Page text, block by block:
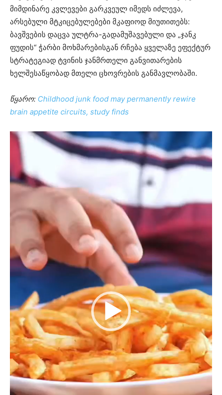
მიმდინარე კვლევები გარკვეულ იმედს იძლევა,
არსებული მტკიცებულებები მკაფიოდ მიუთითებს:
ბავშვების დაცვა ულტრა-გადამუშავებული და „ჯანკ
ფუდის“ ჭარბი მოხმარებისგან რჩება ყველაზე ეფექტურ
სტრატეგიად ტვინის ჯანმრთელი განვითარების
ხელშესაწყობად მთელი ცხოვრების განმავლობაში.
წყარო: Childhood junk food may permanently rewire
brain appetite circuits, study finds
ვიდეო
დამკვრელი